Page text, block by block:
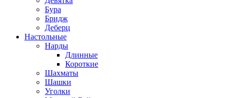
Бура
Бридж
Деберц
Настольные
Нарды
Длинные
Короткие
Шахматы
Шашки
Уголки